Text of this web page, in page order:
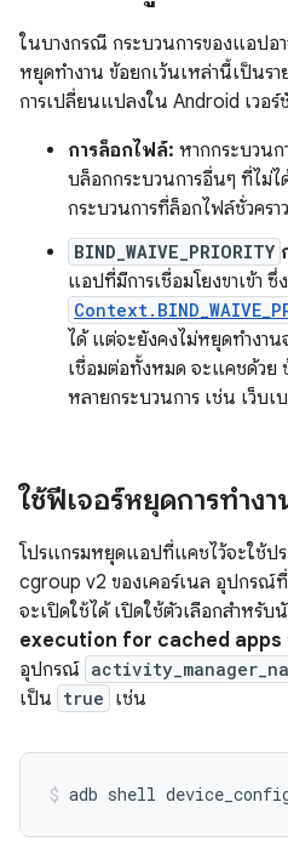
ในบางกรณี กระบวนการของแอปอ
หยุดทำงาน ข้อยกเว้นเหล่านี้เป็นรา
การเปลี่ยนแปลงใน Android เวอร์
การล็อกไฟล์: หากกระบวน
บล็อกกระบวนการอื่นๆ ที่ไม่
กระบวนการที่ล็อกไฟล์ชั่วคราว
BIND_WAIVE_PRIORITY
แอปที่มีการเชื่อมโยงขาเข้า ซึ่
ได้ แต่จะยังคงไม่หยุดทำงา
เชื่อมต่อทั้งหมด จะแคชด้วย
หลายกระบวนการ เช่น เว็บ
ใช้ฟีเจอร์หยุดการทำง
โปรแกรมหยุดแอปที่แคชไว้จะใช้ป
cgroup v2 ของเคอร์เนล อุปกรณ์
จะเปิดใช้ได้ เปิดใช้ตัวเลือกสำหรั
execution for cached apps
อุปกรณ์
เป็น true เช่น
adb shell